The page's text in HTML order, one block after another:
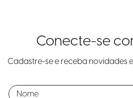
Conecte-se
Cadastre-se e receba novidades